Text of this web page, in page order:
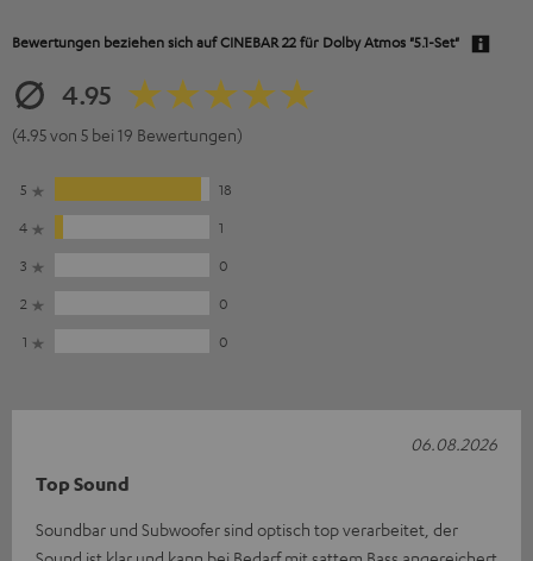
Bewertungen beziehen sich aufCINEBAR 22 für Dolby Atmos "5.1-Set"
4.95
(4.95 von 5 bei 19 Bewertungen)
5
18
4
1
3
0
2
0
1
0
Top Sound
Soundbar und Subwoofer sind optisch top verarbeitet, der
06.08.2026